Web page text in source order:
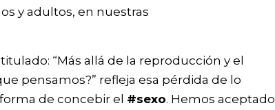
y adultos, en nuestras
titulado: “Más allá de la reproducción y el
pensamos?” refleja esa pérdida de lo
de concebir el #sexo. Hemos aceptado